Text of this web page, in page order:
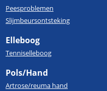
Peesproblemen
Slijmbeursontsteking
Elleboog
Tenniselleboog
Pols/Hand
Artrose/reuma hand